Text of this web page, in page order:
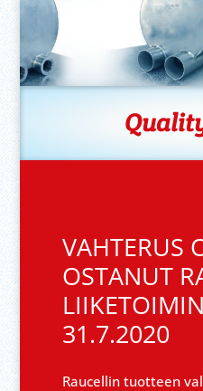
VAHTERUS
OSTANUT
31.7.2020
Raucellin tuotteen